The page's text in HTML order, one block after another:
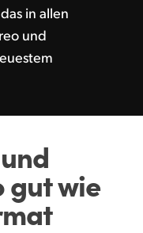
in allen
und
gut wie